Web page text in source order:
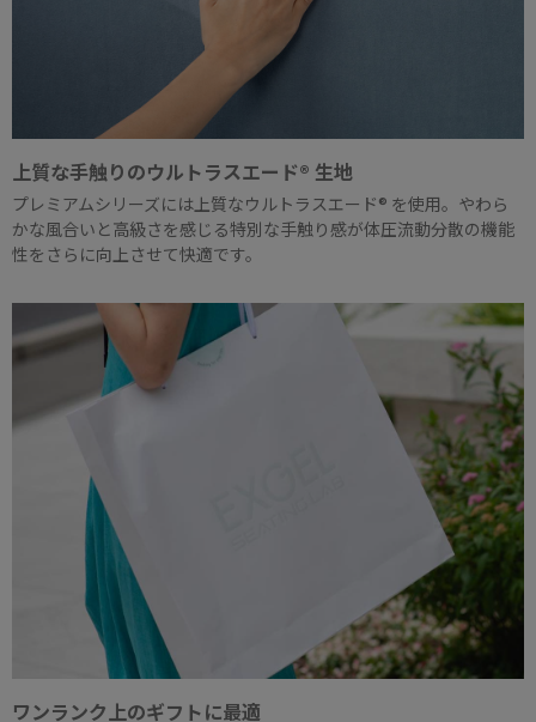
上質な手触りのウルトラスエード® 生地
プレミアムシリーズには上質なウルトラスエード® を使用。やわら
かな風合いと高級さを感じる特別な手触り感が体圧流動分散の機能
性をさらに向上させて快適です。
ワンランク上のギフトに最適